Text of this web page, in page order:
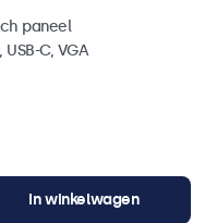
paneel
C, VGA
In winkelwagen